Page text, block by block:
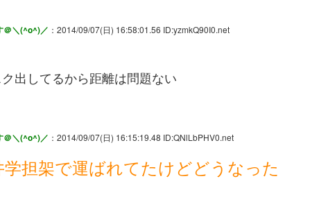
＠＼(^o^)／ ：2014/09/07(日) 16:58:01.56 ID:yzmkQ90I0.net
出してるから距離は問題ない
＠＼(^o^)／ ：2014/09/07(日) 16:15:19.48 ID:QNlLbPHV0.net
担架で運ばれてたけどどうなった